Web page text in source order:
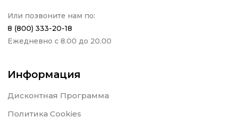
Или позвоните нам по:
8 (800) 333-20-18
Ежедневно с 8.00 до 20.00
Информация
Дисконтная Программа
Политика Cookies